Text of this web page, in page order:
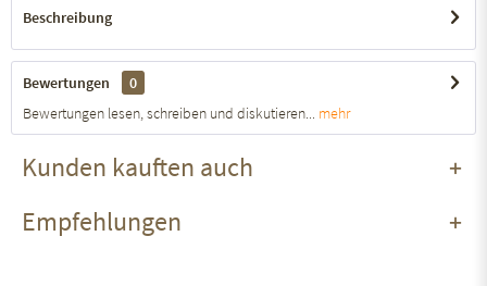
Beschreibung
Bewertungen
0
Bewertungen lesen, schreiben und diskutieren... mehr
Kunden kauften auch
Empfehlungen